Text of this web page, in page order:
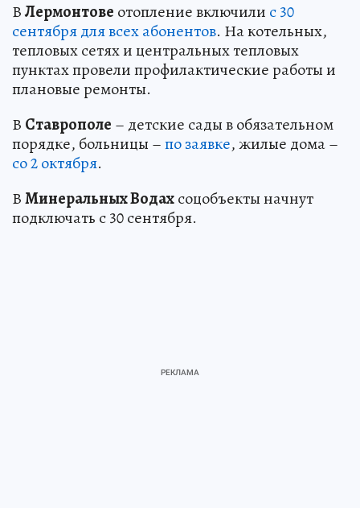
ВЛермонтове отопление включили с 30
сентября для всех абонентов. На котельных,
тепловых сетях и центральных тепловых
пунктах провели профилактические работы и
плановые ремонты.
В Ставрополе – детские сады в обязательном
порядке, больницы –по заявке, жилые дома –
со 2 октября.
ВМинеральных Водахсоцобъекты начнут
подключать с 30 сентября.